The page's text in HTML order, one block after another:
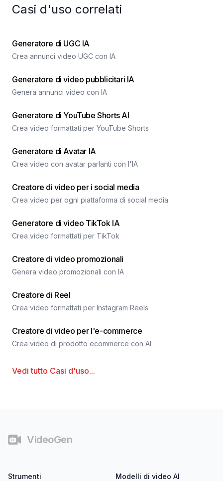
Casi d'uso correlati
Generatore di UGC IA
Crea annunci video UGC con IA
Generatore di video pubblicitari IA
Genera annunci video con IA
Generatore di YouTube Shorts AI
Crea video formattati per YouTube Shorts
Generatore di Avatar IA
Crea video con avatar parlanti con l'IA
Creatore di video per i social media
Crea video per ogni piattaforma di social media
Generatore di video TikTok IA
Crea video formattati per TikTok
Creatore di video promozionali
Genera video promozionali con IA
Creatore di Reel
Crea video formattati per Instagram Reels
Creatore di video per l'e-commerce
Crea video di prodotto ecommerce con AI
Vedi tutto Casi d'uso...
VideoGen
Strumenti Modelli di video AI